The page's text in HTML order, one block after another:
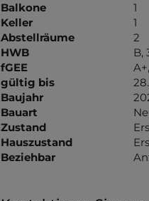
Balkone
1
Keller
1
Abstellräume
2
HWB
B,
fGEE
gültig bis
Baujahr
Bauart
Zustand
Hauszustand
Beziehbar